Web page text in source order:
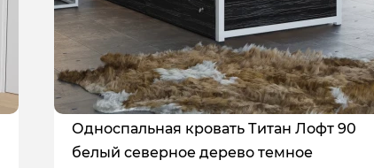
Односпальная кровать Титан Лофт 90
белый северное дерево темное